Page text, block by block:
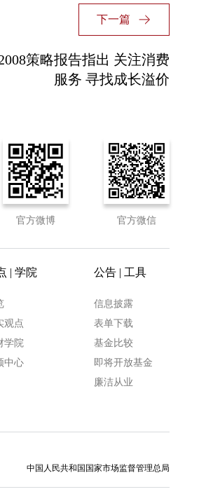
下一篇
策略报告指出 关注消费
服务 寻找成长溢价
官方微博 官方微信
| 学院
观点
学院
中心
公告 | 工具
信息披露
表单下载
基金比较
即将开放基金
廉洁从业
中国人民共和国国家市场监督管理总局